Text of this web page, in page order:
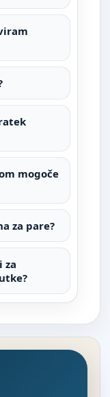
mogoče
za pare?
za